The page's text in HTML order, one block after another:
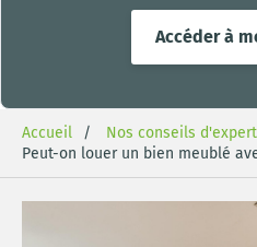
Accéder à
Accueil
Nos conseils
Peut-on louer un bien meublé